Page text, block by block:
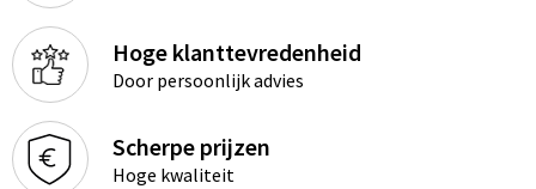
Hoge klanttevredenheid
Door persoonlijk advies
Scherpe prijzen
Hoge kwaliteit